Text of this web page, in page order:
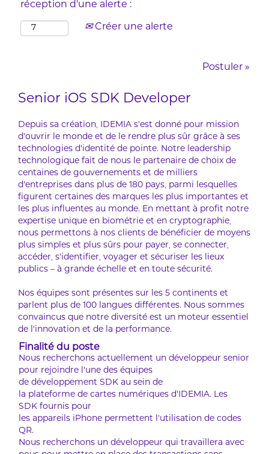
réception d’une alerte :
Créer une alerte
Postuler »
Senior iOS SDK Developer
Depuis sa création, IDEMIA s'est donné pour mission
d'ouvrir le monde et de le rendre plus sûr grâce à ses
technologies d'identité de pointe. Notre leadership
technologique fait de nous le partenaire de choix de
centaines de gouvernements et de milliers
d'entreprises dans plus de 180 pays, parmi lesquelles
figurent certaines des marques les plus importantes et
les plus influentes au monde. En mettant à profit notre
expertise unique en biométrie et en cryptographie,
nous permettons à nos clients de bénéficier de moyens
plus simples et plus sûrs pour payer, se connecter,
accéder, s’identifier, voyager et sécuriser les lieux
publics – à grande échelle et en toute sécurité.
Nos équipes sont présentes sur les 5 continents et
parlent plus de 100 langues différentes. Nous sommes
convaincus que notre diversité est un moteur essentiel
de l’innovation et de la performance.
Finalité du poste
Nous recherchons actuellement un développeur senior
pour rejoindre l'une des équipes
de développement SDK au sein de
la plateforme de cartes numériques d'IDEMIA. Les
SDK fournis pour
les appareils iPhone permettent l'utilisation de codes
QR.
Nous recherchons un développeur qui travaillera avec